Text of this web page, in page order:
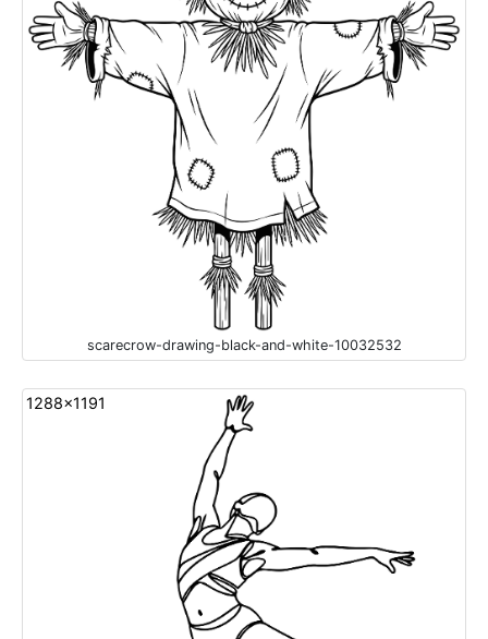
scarecrow-drawing-black-and-white-10032532
1288x1191